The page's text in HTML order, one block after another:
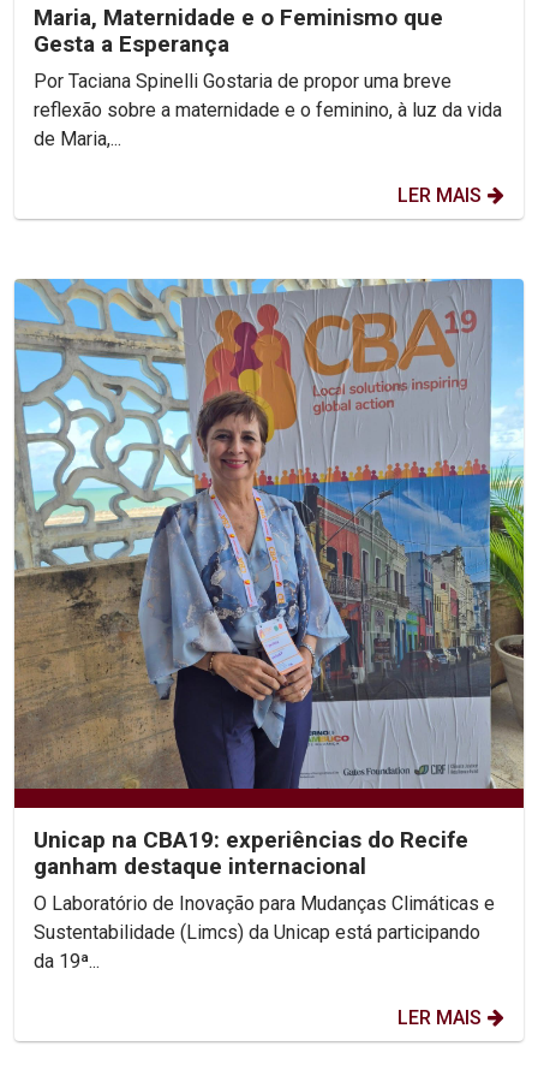
Maria, Maternidade e o Feminismo que
Gesta a Esperança
Por Taciana Spinelli Gostaria de propor uma breve
reflexão sobre a maternidade e o feminino, à luz da vida
de Maria,...
LER MAIS
Unicap na CBA19: experiências do Recife
ganham destaque internacional
O Laboratório de Inovação para Mudanças Climáticas e
Sustentabilidade (Limcs) da Unicap está participando
da 19ª...
LER MAIS